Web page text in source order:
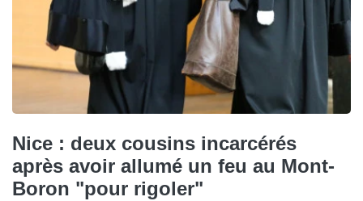
Nice : deux cousins incarcérés
après avoir allumé un feu au Mont-
Boron "pour rigoler"